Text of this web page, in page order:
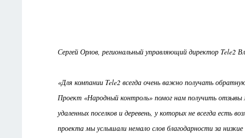
Сергей Орлов, региональный управляющий директор Tele2
«Для компании Tele2 всегда очень важно получать
Проект «Народный контроль» помог нам получить
удаленных поселков и деревень, у которых не всегда
проекта мы услышали немало слов благодарности за